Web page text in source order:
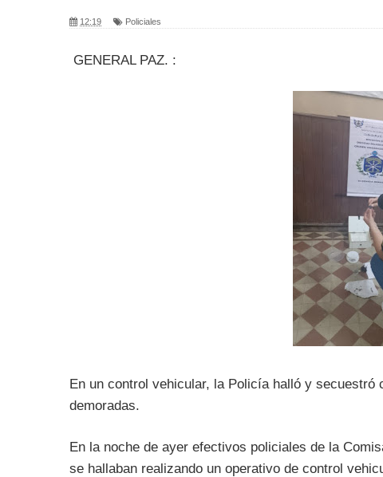
12:19 Policiales
GENERAL PAZ. :
En un control vehicular, la Policía halló y
demoradas.
En la noche de ayer efectivos policiales de la
se hallaban realizando un operativo de control